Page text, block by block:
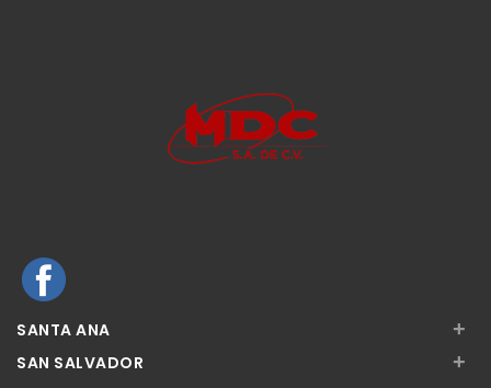
SANTA ANA +
SAN SALVADOR +